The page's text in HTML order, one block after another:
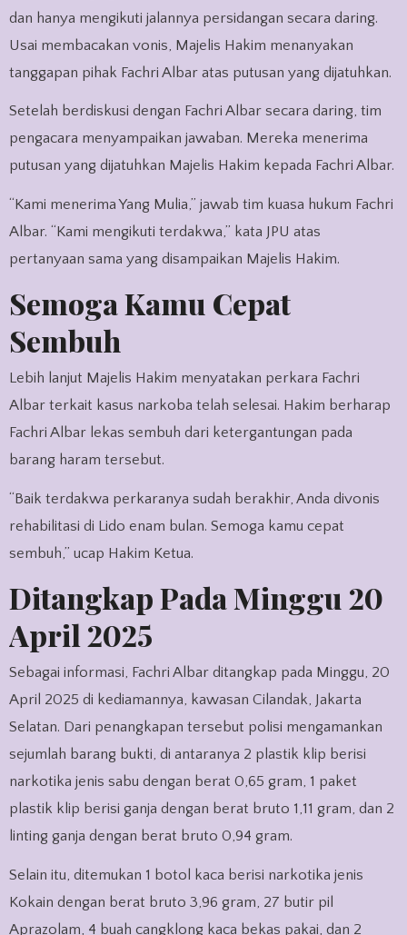
dan hanya mengikuti jalannya persidangan secara daring.
Usai membacakan vonis, Majelis Hakim menanyakan
tanggapan pihak Fachri Albar atas putusan yang dijatuhkan.
Setelah berdiskusi dengan Fachri Albar secara daring, tim
pengacara menyampaikan jawaban. Mereka menerima
putusan yang dijatuhkan Majelis Hakim kepada Fachri Albar.
“Kami menerima Yang Mulia,” jawab tim kuasa hukum Fachri
Albar. “Kami mengikuti terdakwa,” kata JPU atas
pertanyaan sama yang disampaikan Majelis Hakim.
Semoga Kamu Cepat
Sembuh
Lebih lanjut Majelis Hakim menyatakan perkara Fachri
Albar terkait kasus narkoba telah selesai. Hakim berharap
Fachri Albar lekas sembuh dari ketergantungan pada
barang haram tersebut.
“Baik terdakwa perkaranya sudah berakhir, Anda divonis
rehabilitasi di Lido enam bulan. Semoga kamu cepat
sembuh,” ucap Hakim Ketua.
Ditangkap Pada Minggu 20
April 2025
Sebagai informasi, Fachri Albar ditangkap pada Minggu, 20
April 2025 di kediamannya, kawasan Cilandak, Jakarta
Selatan. Dari penangkapan tersebut polisi mengamankan
sejumlah barang bukti, di antaranya 2 plastik klip berisi
narkotika jenis sabu dengan berat 0,65 gram, 1 paket
plastik klip berisi ganja dengan berat bruto 1,11 gram, dan 2
linting ganja dengan berat bruto 0,94 gram.
Selain itu, ditemukan 1 botol kaca berisi narkotika jenis
Kokain dengan berat bruto 3,96 gram, 27 butir pil
Aprazolam, 4 buah cangklong kaca bekas pakai, dan 2